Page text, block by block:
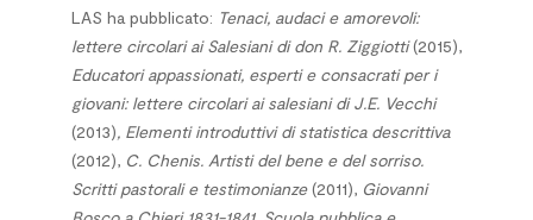
LAS ha pubblicato: Tenaci, audaci e amorevoli:
lettere circolari ai Salesiani di don R. Ziggiotti(2015),
Educatori appassionati, esperti e consacrati per i
giovani: lettere circolari ai salesiani di J.E. Vecchi
(2013), Elementi introduttivi di statistica descrittiva
(2012), C. Chenis. Artisti del bene e del sorriso.
Scritti pastorali e testimonianze(2011), Giovanni